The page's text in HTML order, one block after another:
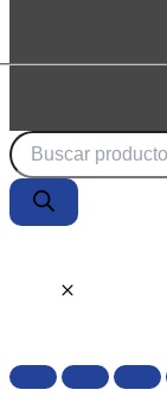
Búsqueda
de
productos